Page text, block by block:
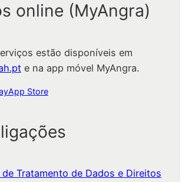
online (MyAngra)
estão disponíveis em
e na app móvel MyAngra.
App Store
Tratamento de Dados e Direitos